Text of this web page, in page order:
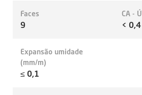
Faces
9
CA -
< 0,4
Expansão umidade
(mm/m)
≤ 0,1